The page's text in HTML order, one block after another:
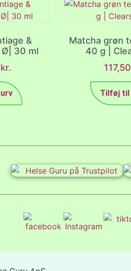
&
Ø| 30 ml
kr.
Matcha grøn
40 g |
117,50
Tilføj til